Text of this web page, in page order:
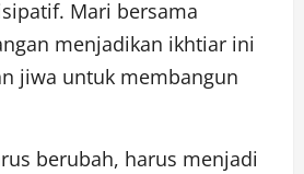
Mari bersama
menjadikan ikhtiar ini
jiwa untuk membangun
berubah, harus menjadi